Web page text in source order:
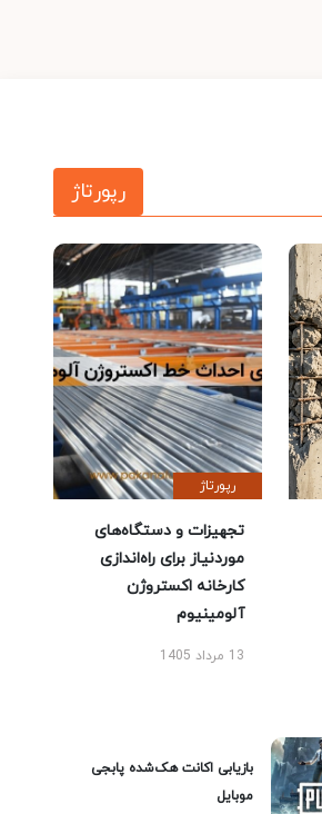
رپورتاژ
رپورتاژ
تجهیزات و دستگاه‌های
موردنیاز برای راه‌اندازی
کارخانه اکستروژن
آلومینیوم
13 مرداد 1405
بازیابی اکانت هک‌شده پابجی
موبایل